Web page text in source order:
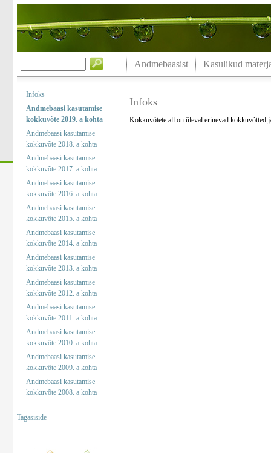
Andmebaasist Kasulikud
Infoks
Andmebaasi kasutamise
kokkuvõte 2019. a kohta
Andmebaasi kasutamise
kokkuvõte 2018. a kohta
Andmebaasi kasutamise
kokkuvõte 2017. a kohta
Andmebaasi kasutamise
kokkuvõte 2016. a kohta
Andmebaasi kasutamise
kokkuvõte 2015. a kohta
Andmebaasi kasutamise
kokkuvõte 2014. a kohta
Andmebaasi kasutamise
kokkuvõte 2013. a kohta
Andmebaasi kasutamise
kokkuvõte 2012. a kohta
Andmebaasi kasutamise
kokkuvõte 2011. a kohta
Andmebaasi kasutamise
kokkuvõte 2010. a kohta
Andmebaasi kasutamise
kokkuvõte 2009. a kohta
Andmebaasi kasutamise
kokkuvõte 2008. a kohta
Tagasiside
Infoks
Kokkuvõtete all on üleval erinevad kokkuvõtted